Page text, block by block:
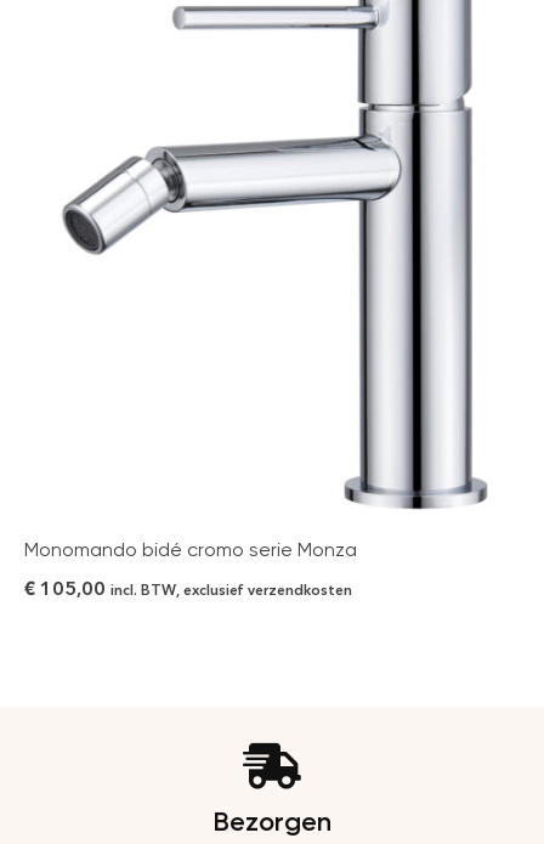
Monomando bidé cromo serie Monza
€ 105,00 incl. BTW, exclusief verzendkosten
Bezorgen